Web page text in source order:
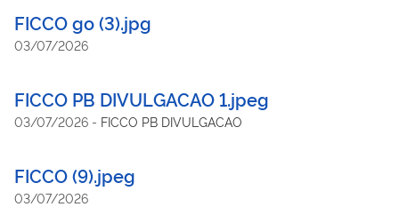
FICCO go (3).jpg
03/07/2026
FICCO PB DIVULGACAO 1.jpeg
03/07/2026 - FICCO PB DIVULGACAO
FICCO (9).jpeg
03/07/2026